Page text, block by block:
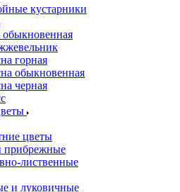
кустарники
обыкновенная
горная
обыкновенная
черная
цветы
прибрежные
лиственные
и луковичные